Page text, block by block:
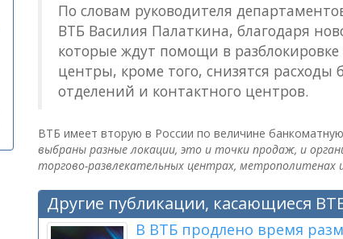
По словам руководителя
ВТБ Василия Палаткина, благодаря
которые ждут помощи в
центры, кроме того, снизятся
отделений и контактного центров.
ВТБ имеет вторую в России по величине
выбраны разные локации, это и точки продаж, и
торгово-развлекательных центрах, метрополитенах
Другие публикации, касающиеся
В ВТБ продлено время